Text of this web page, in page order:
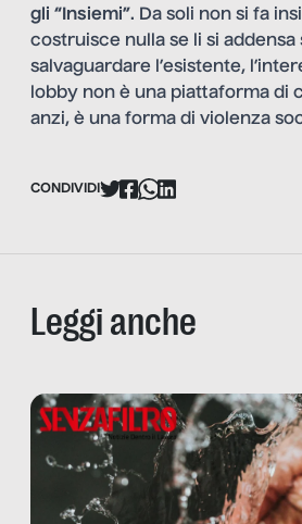
gli “Insiemi”. Da soli non si fa
costruisce nulla se li si addensa
salvaguardare l’esistente,
lobby non è una piattaforma di
anzi, è una forma di violenza
CONDIVIDI
Leggi anche